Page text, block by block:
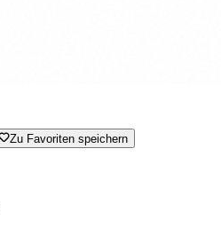
Zu Favoriten speichern